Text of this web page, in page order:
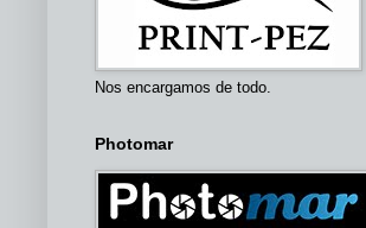
Nos encargamos de todo.
Photomar